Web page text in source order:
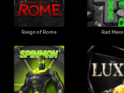
Reign of Rome Rad Maxx